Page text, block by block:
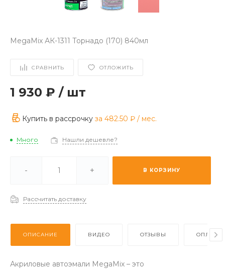
MegaMix АК-1311 Торнадо (170) 840мл
СРАВНИТЬ ОТЛОЖИТЬ
1 930 ₽ / шт
Купить в рассрочку за 482.50 ₽ / мес.
Много Нашли дешевле?
- + В КОРЗИНУ
Рассчитать доставку
ОПИСАНИЕ ВИДЕО ОТЗЫВЫ ОПЛАТА
Акриловые автоэмали MegaMix – это